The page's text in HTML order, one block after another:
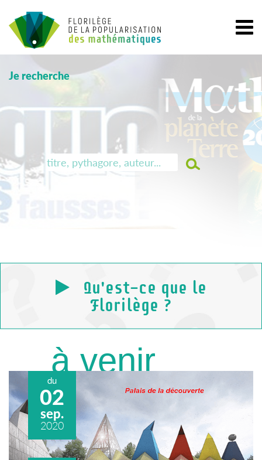
Je recherche
Qu'est-ce que le
Florilège ?
à venir
du
02
sep.
2020